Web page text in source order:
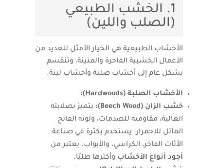
1. الخشب الطبيعي
(الصلب واللين)
الأخشاب الطبيعية هي الخيار الأمثل للعديد من
الأعمال الخشبية الفاخرة والمتينة، وتنقسم
بشكل عام إلى أخشاب صلبة وأخشاب لينة.
الأخشاب الصلبة (Hardwoods):
خشب الزان (Beech Wood):
يتميز بصلابته
العالية، مقاومته للصدمات، ولونه الفاتح
المائل للاحمرار. يستخدم بكثرة في صناعة
الأثاث الفاخر، الكراسي، والأبواب. يعتبر من
أجود أنواع الأخشاب وأكثرها طلبًا.